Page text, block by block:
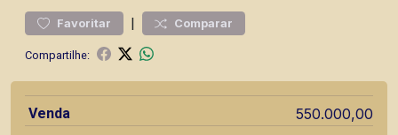
Favoritar | Comparar
Compartilhe:
Venda 550.000,00